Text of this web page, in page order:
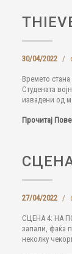
30/04/2022 /
Времето
Студената
извадени од
Прочитај
27/04/2022 /
СЦЕНА 4: НА
запали, фаќа
неколку